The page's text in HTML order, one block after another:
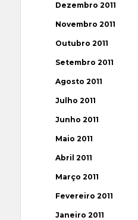
Dezembro 2011
Novembro 2011
Outubro 2011
Setembro 2011
Agosto 2011
Julho 2011
Junho 2011
Maio 2011
Abril 2011
Março 2011
Fevereiro 2011
Janeiro 2011